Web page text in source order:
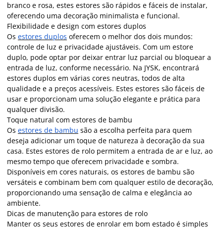
branco e rosa, estes estores são rápidos e fáceis de instalar,
oferecendo uma decoração minimalista e funcional.
Flexibilidade e design com estores duplos
Os estores duplos oferecem o melhor dos dois mundos:
controle de luz e privacidade ajustáveis. Com um estore
duplo, pode optar por deixar entrar luz parcial ou bloquear a
entrada de luz, conforme necessário. Na JYSK, encontrará
estores duplos em várias cores neutras, todos de alta
qualidade e a preços acessíveis. Estes estores são fáceis de
usar e proporcionam uma solução elegante e prática para
qualquer divisão.
Toque natural com estores de bambu
Os estores de bambu são a escolha perfeita para quem
deseja adicionar um toque de natureza à decoração da sua
casa. Estes estores de rolo permitem a entrada de ar e luz, ao
mesmo tempo que oferecem privacidade e sombra.
Disponíveis em cores naturais, os estores de bambu são
versáteis e combinam bem com qualquer estilo de decoração,
proporcionando uma sensação de calma e elegância ao
ambiente.
Dicas de manutenção para estores de rolo
Manter os seus estores de enrolar em bom estado é simples